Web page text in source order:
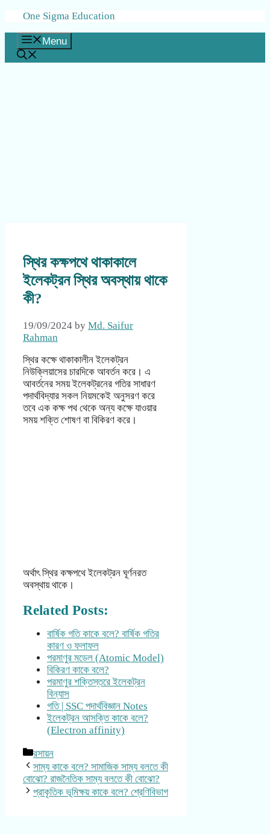
Skip
content
One Sigma Education
Menu
স্থির কক্ষপথে থাকাকালে
ইলেকট্রন স্থির অবস্থায় থাকে
কী?
19/09/2024 by Md. Saifur
Rahman
স্থির কক্ষে থাকাকালীন ইলেকট্রন
নিউক্লিয়াসের চারদিকে আবর্তন করে। এ
আবর্তনের সময় ইলেকট্রনের গতির সাধারণ
পদার্থবিদ্যার সকল নিয়মকেই অনুসরণ করে
তবে এক কক্ষ পথ থেকে অন্য কক্ষে যাওয়ার
সময় শক্তি শোষণ বা বিকিরণ করে।
অর্থাৎ স্থির কক্ষপথে ইলেকট্রন ঘূর্ণনরত
অবস্থায় থাকে।
Related Posts:
বার্ষিক গতি কাকে বলে? বার্ষিক গতির
কারণ ও ফলাফল
পরমাণুর মডেল (Atomic Model)
বিকিরণ কাকে বলে?
পরমাণুর শক্তিস্তরে ইলেকট্রন
বিন্যাস
গতি | SSC পদার্থবিজ্ঞান Notes
ইলেকট্রন আসক্তি কাকে বলে?
(Electron affinity)
Categories
রসায়ন
সাম্য কাকে বলে? সামাজিক সাম্য বলতে কী
বোঝো? রাজনৈতিক সাম্য বলতে কী বোঝো?
প্রাকৃতিক ভূমিক্ষয় কাকে বলে? শ্রেণিবিভাগ